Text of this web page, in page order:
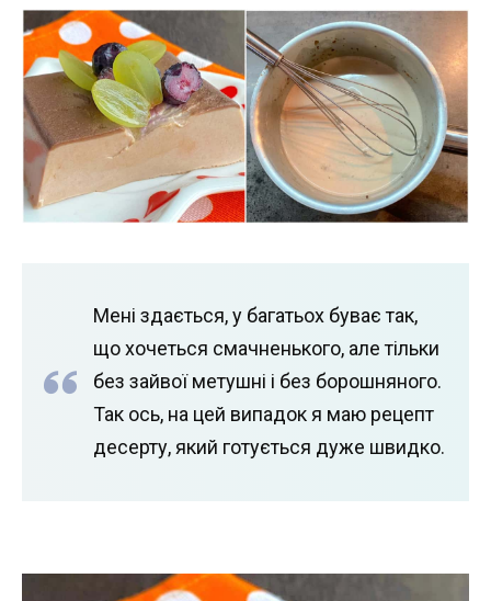
Мені здається, у багатьох буває так,
що хочеться смачненького, але тільки
без зайвої метушні і без борошняного.
Так ось, на цей випадок я маю рецепт
десерту, який готується дуже швидко.